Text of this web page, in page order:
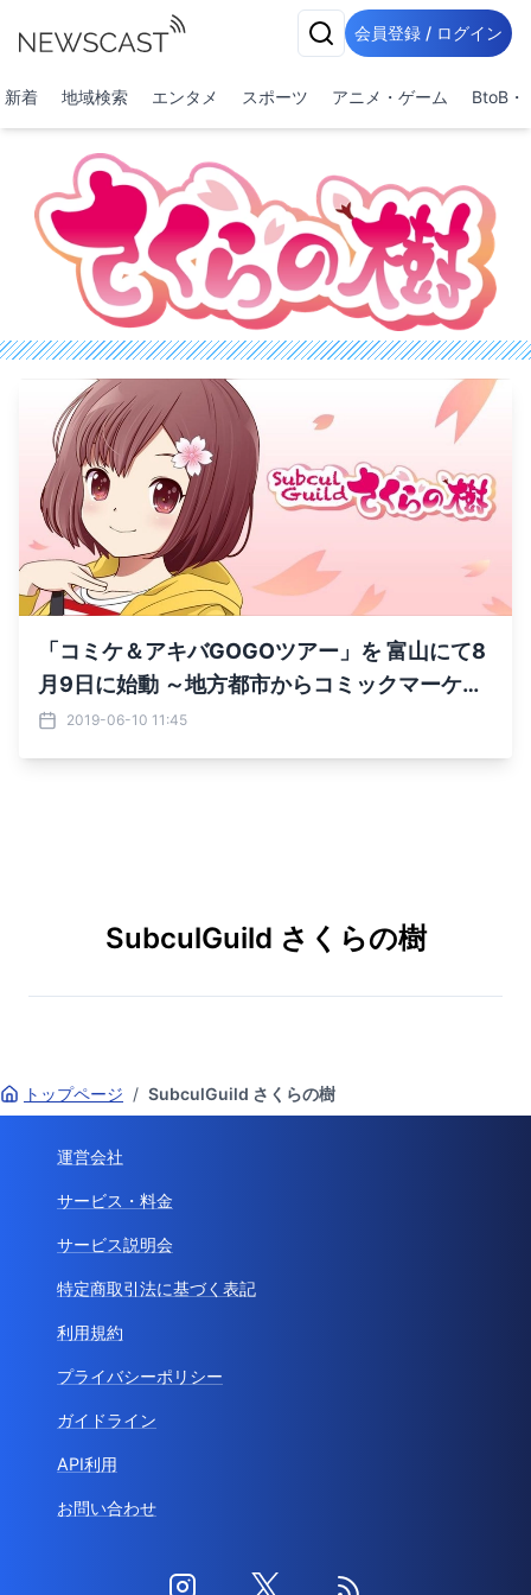
会員登録 / ログイン
新着 地域検索 エンタメ スポーツ アニメ・ゲーム BtoB・
「コミケ＆アキバGOGOツアー」を 富山にて8
月9日に始動 ～地方都市からコミックマーケッ
トへ～
2019-06-10 11:45
SubculGuild さくらの樹
トップページ / SubculGuild さくらの樹
運営会社
サービス・料金
サービス説明会
特定商取引法に基づく表記
利用規約
プライバシーポリシー
ガイドライン
API利用
お問い合わせ